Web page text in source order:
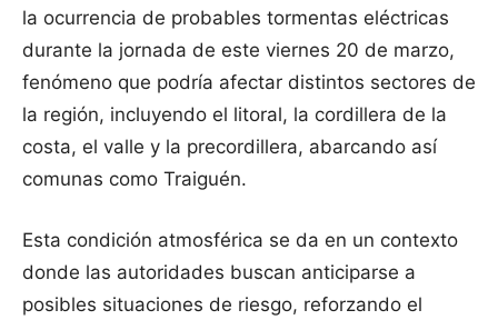
la ocurrencia de probables tormentas eléctricas
durante la jornada de este viernes 20 de marzo,
fenómeno que podría afectar distintos sectores de
la región, incluyendo el litoral, la cordillera de la
costa, el valle y la precordillera, abarcando así
comunas como Traiguén.
Esta condición atmosférica se da en un contexto
donde las autoridades buscan anticiparse a
posibles situaciones de riesgo, reforzando el